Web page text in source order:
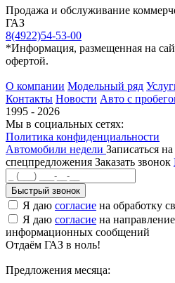
Продажа и обслуживание
ГАЗ
8(4922)54-53-00
*Информация, размещенная на
офертой.
О компании Модельный ряд
Контакты Новости Авто с
1995 - 2026
Мы в социальных сетях:
Политика конфиденциальности
Автомобили недели Записаться
спецпредложения Заказать звонок
Быстрый звонок
Я даю согласие на обработку
Я даю согласие на
информационных сообщений
Отдаём ГАЗ в ноль!
Предложения месяца: